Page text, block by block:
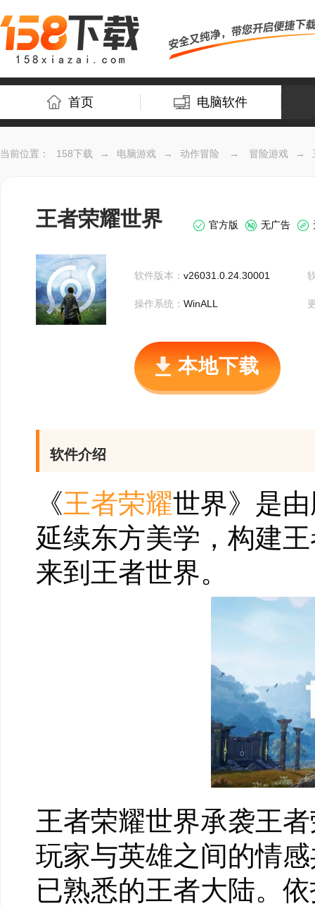
首页 电脑软件
当前位置： 158下载 → 电脑游戏 → 动作冒险 → 冒险游戏 →
王者荣耀世界 官方版 无广告
软件版本： v26031.0.24.30001
操作系统： WinALL
本地下载
软件介绍
《王者荣耀世界》是
延续东方美学，构建
来到王者世界。
王者荣耀世界承袭王
玩家与英雄之间的情
已熟悉的王者大陆。